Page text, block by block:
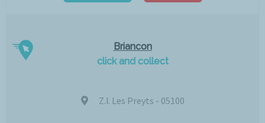
Briancon
click and collect
Z.I. Les Preyts - 05100